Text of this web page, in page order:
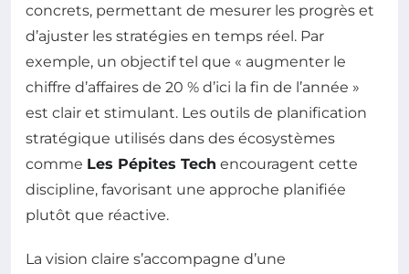
concrets, permettant de mesurer les progrès et
d’ajuster les stratégies en temps réel. Par
exemple, un objectif tel que « augmenter le
chiffre d’affaires de 20 % d’ici la fin de l’année »
est clair et stimulant. Les outils de planification
stratégique utilisés dans des écosystèmes
comme Les Pépites Tech encouragent cette
discipline, favorisant une approche planifiée
plutôt que réactive.
La vision claire s’accompagne d’une